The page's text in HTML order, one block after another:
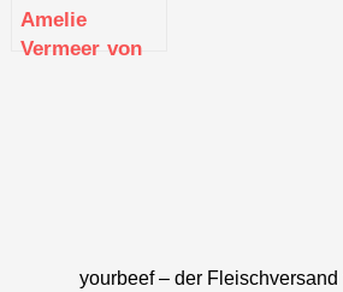
Amelie
Vermeer von
yourbeef – der